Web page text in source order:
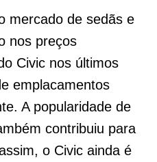
mercado de sedãs e
nos preços
Civic nos últimos
emplacamentos
A popularidade de
contribuiu para
o Civic ainda é